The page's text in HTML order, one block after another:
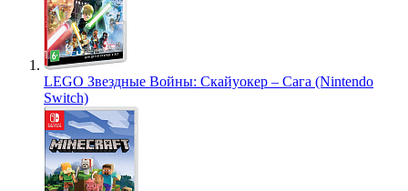
LEGO Звездные Войны: Скайуокер – Сага (Nintendo
Switch)